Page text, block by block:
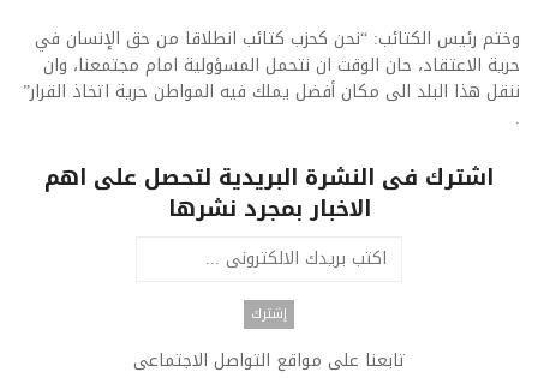
وختم رئيس الكتائب: “نحن كحزب كتائب انطلاقا من حق الإنسان في
حرية الاعتقاد، حان الوقت ان نتحمل المسؤولية امام مجتمعنا، وان
ننقل هذا البلد الى مكان أفضل يملك فيه المواطن حرية اتخاذ القرار”
.
اشترك فى النشرة البريدية لتحصل على اهم
الاخبار بمجرد نشرها
تابعنا على مواقع التواصل الاجتماعى